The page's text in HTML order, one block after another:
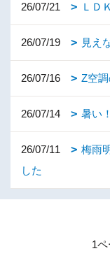
26/07/21 ＬＤ
26/07/19 見え
26/07/16 Z空
26/07/14 暑い！
26/07/11
梅雨
した
1ペ